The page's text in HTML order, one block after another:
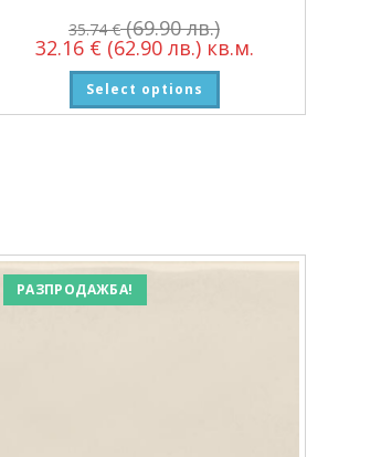
35.74€ (69.90 лв.)
32.16 € (62.90 лв.)кв.м.
Select options
РАЗПРОДАЖБА!